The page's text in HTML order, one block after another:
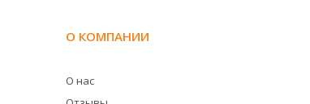
О КОМПАНИИ
О нас